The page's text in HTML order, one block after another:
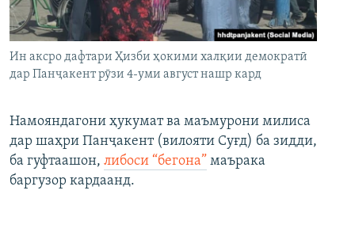
Ин аксро дафтари Ҳизби ҳокими халқии демократӣ
дар Панҷакент рӯзи 4-уми август нашр кард
Намояндагони ҳукумат ва маъмурони милиса
дар шаҳри Панҷакент (вилояти Суғд) ба зидди,
ба гуфтаашон, либоси “бегона” маърака
баргузор кардаанд.